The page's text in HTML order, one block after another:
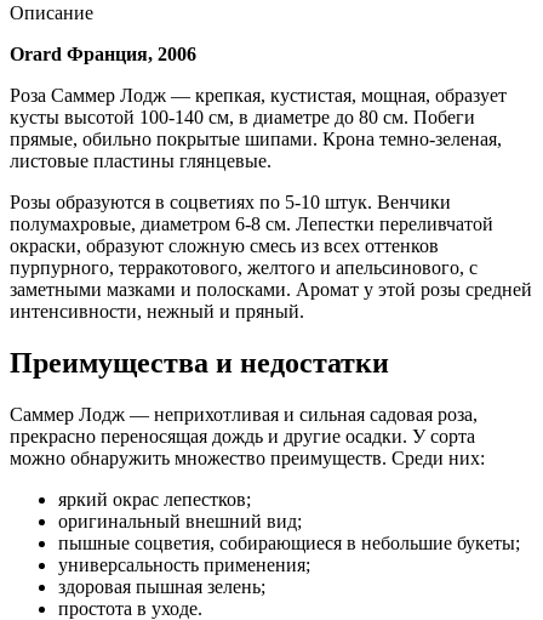
Описание
Orard Франция, 2006
Роза Саммер Лодж — крепкая, кустистая, мощная, образует
кусты высотой 100-140 см, в диаметре до 80 см. Побеги
прямые, обильно покрытые шипами. Крона темно-зеленая,
листовые пластины глянцевые.
Розы образуются в соцветиях по 5-10 штук. Венчики
полумахровые, диаметром 6-8 см. Лепестки переливчатой
окраски, образуют сложную смесь из всех оттенков
пурпурного, терракотового, желтого и апельсинового, с
заметными мазками и полосками. Аромат у этой розы средней
интенсивности, нежный и пряный.
Преимущества и недостатки
Саммер Лодж — неприхотливая и сильная садовая роза,
прекрасно переносящая дождь и другие осадки. У сорта
можно обнаружить множество преимуществ. Среди них:
яркий окрас лепестков;
оригинальный внешний вид;
пышные соцветия, собирающиеся в небольшие букеты;
универсальность применения;
здоровая пышная зелень;
простота в уходе.